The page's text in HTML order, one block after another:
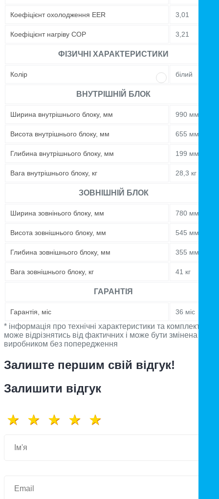
Коефіцієнт охолодження EER 3,01
Коефіцієнт нагріву COP 3,21
ФІЗИЧНІ ХАРАКТЕРИСТИКИ
Колір білий
ВНУТРІШНІЙ БЛОК
Ширина внутрішнього блоку, мм 990 мм
Висота внутрішнього блоку, мм 655 мм
Глибина внутрішнього блоку, мм 199 мм
Вага внутрішнього блоку, кг 28,3 кг
ЗОВНІШНІЙ БЛОК
Ширина зовнінього блоку, мм 780 мм
Висота зовнішнього блоку, мм 545 мм
Глибина зовнішнього блоку, мм 355 мм
Вага зовнішнього блоку, кг 41 кг
ГАРАНТІЯ
Гарантія, міс 36 міс
* інформація про технічні характеристики та комплектацію
може відрізнятись від фактичних і може бути змінена
виробником без попередження
Залиште першим свій відгук!
Залишити відгук